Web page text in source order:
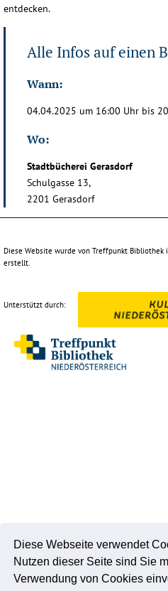
Diese Webseite verwendet
Nutzen dieser Seite sind Sie
Verwendung von Cookies
entdecken.
Alle Infos auf einen
Wann:
04.04.2025 um 16:00 Uhr bis
Wo:
Stadtbücherei Gerasdorf
Schulgasse 13,
2201 Gerasdorf
Diese Website wurde von Treffpunkt
erstellt.
Unterstützt durch: